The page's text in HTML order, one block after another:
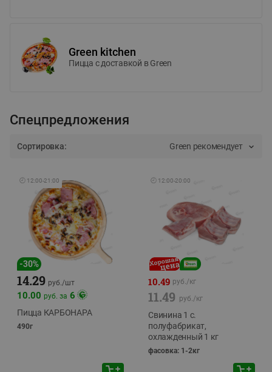
Green kitchen
Пицца c доставкой в Green
Спецпредложения
Сортировка: Green рекомендует
🕘 12:00-21:00
-30%
14.29 руб./шт
10.00 руб. за 6
Пицца КАРБОНАРА
490г
🕘 12:00-20:00
10.49 руб./кг
11.49 руб./кг
Свинина 1 с.
полуфабрикат,
охлажденный 1 кг
фасовка: 1-2кг